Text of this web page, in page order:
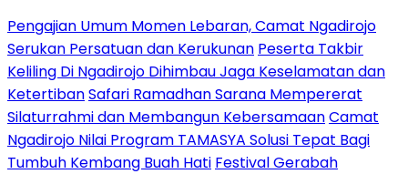
Pengajian Umum Momen Lebaran, Camat Ngadirojo
Serukan Persatuan dan Kerukunan Peserta Takbir
Keliling Di Ngadirojo Dihimbau Jaga Keselamatan dan
KetertibanSafari Ramadhan Sarana Mempererat
Silaturrahmi dan Membangun KebersamaanCamat
Ngadirojo Nilai Program TAMASYA Solusi Tepat Bagi
Tumbuh Kembang Buah Hati Festival Gerabah